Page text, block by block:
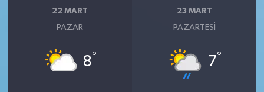
22 MART
PAZAR
8°
23 MART
PAZARTESI
7°